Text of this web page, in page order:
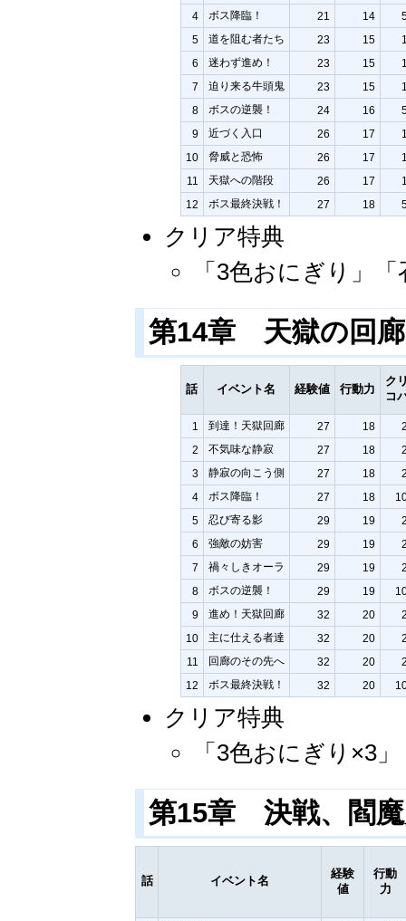
4 ボス降臨！ 21 14
5
道を阻む者たち 23 15
6
迷わず進め！ 23 15
7
迫り来る牛頭鬼 23 15
8
ボスの逆襲！ 24 16
9
近づく入口 26 17
10
脅威と恐怖 26 17
11
天獄への階段 26 17
12
ボス最終決戦！ 27 18
クリア特典
「3色おにぎり」
第14章 天獄の回
話 イベント名 経験値 行動力
ク
コ
1 到達！天獄回廊 27 18
2
不気味な静寂 27 18
3
静寂の向こう側 27 18
4
ボス降臨！ 27 18
5
忍び寄る影 29 19
6
強敵の妨害 29 19
7
禍々しきオーラ 29 19
8
ボスの逆襲！ 29 19
9
進め！天獄回廊 32 20
10
主に仕える者達 32 20
11
回廊のその先へ 32 20
12
ボス最終決戦！ 32 20
クリア特典
「3色おにぎり×3
第15章 決戦、閻
話 イベント名
経験
値
行動
力